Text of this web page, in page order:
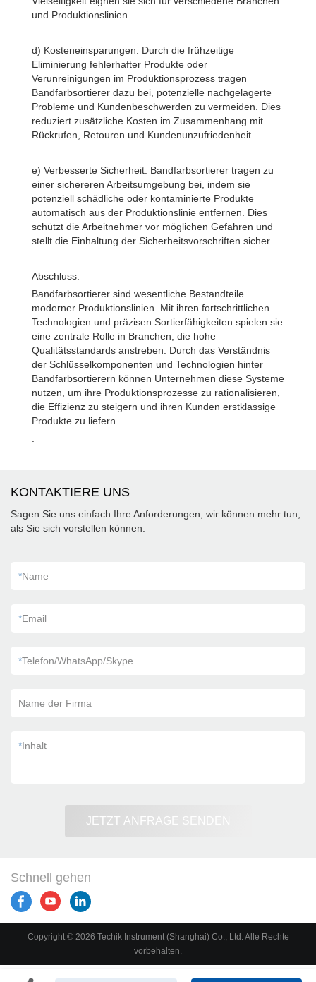
und Produktionslinien.
d) Kosteneinsparungen: Durch die frühzeitige
Eliminierung fehlerhafter Produkte oder
Verunreinigungen im Produktionsprozess tragen
Bandfarbsortierer dazu bei, potenzielle nachgelagerte
Probleme und Kundenbeschwerden zu vermeiden. Dies
reduziert zusätzliche Kosten im Zusammenhang mit
Rückrufen, Retouren und Kundenunzufriedenheit.
e) Verbesserte Sicherheit: Bandfarbsortierer tragen zu
einer sichereren Arbeitsumgebung bei, indem sie
potenziell schädliche oder kontaminierte Produkte
automatisch aus der Produktionslinie entfernen. Dies
schützt die Arbeitnehmer vor möglichen Gefahren und
stellt die Einhaltung der Sicherheitsvorschriften sicher.
Abschluss:
Bandfarbsortierer sind wesentliche Bestandteile
moderner Produktionslinien. Mit ihren fortschrittlichen
Technologien und präzisen Sortierfähigkeiten spielen sie
eine zentrale Rolle in Branchen, die hohe
Qualitätsstandards anstreben. Durch das Verständnis
der Schlüsselkomponenten und Technologien hinter
Bandfarbsortierern können Unternehmen diese Systeme
nutzen, um ihre Produktionsprozesse zu rationalisieren,
die Effizienz zu steigern und ihren Kunden erstklassige
Produkte zu liefern.
KONTAKTIERE UNS
Sagen Sie uns einfach Ihre Anforderungen, wir können mehr tun,
als Sie sich vorstellen können.
*Name
*Email
*Telefon/WhatsApp/Skype
Name der Firma
*Inhalt
JETZT ANFRAGE SENDEN
Schnell gehen
Copyright © 2026 Techik Instrument (Shanghai) Co., Ltd. Alle Rechte
vorbehalten.